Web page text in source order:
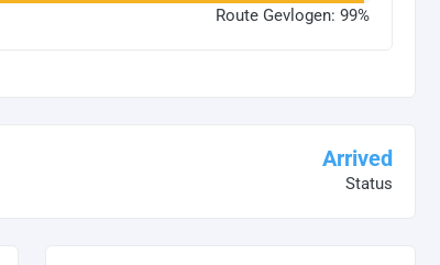
Route Gevlogen: 99%
Arrived
Status